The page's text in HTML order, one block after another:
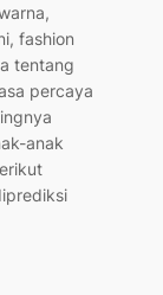
fashion
tentang
percaya
anak